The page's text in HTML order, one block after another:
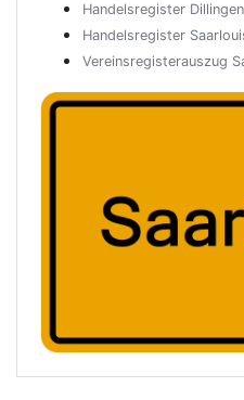
Handelsregister
Handelsregister
Vereinsregisterauszug